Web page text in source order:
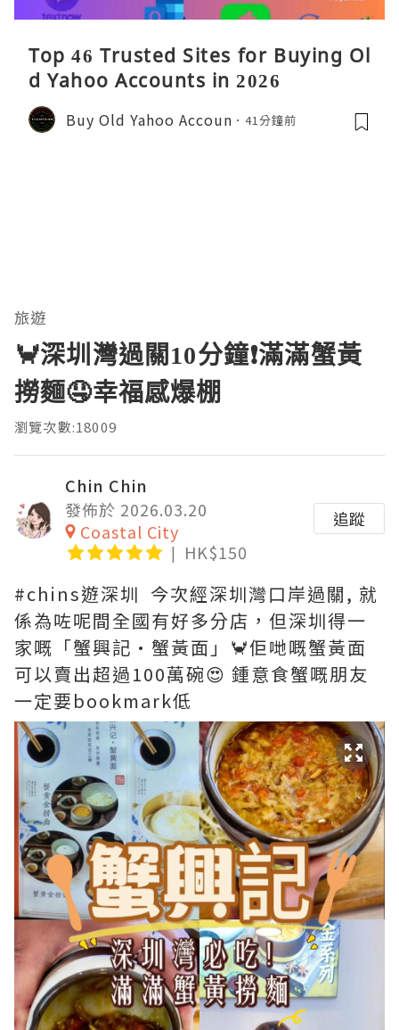
Top 46 Trusted Sites for Buying Ol
d Yahoo Accounts in 2026
Buy Old Yahoo Accoun 41分鐘前
旅遊
🦀深圳灣過關10分鐘❗滿滿蟹黃
撈麵🤤幸福感爆棚
瀏覽次數:18009
Chin Chin
發佈於 2026.03.20
Coastal City
HK$150
追蹤
#chins遊深圳 今次經深圳灣口岸過關, 就
係為咗呢間全國有好多分店，但深圳得一
家嘅「蟹興記·蟹黃面」🦀佢哋嘅蟹黃面
可以賣出超過100萬碗😍 鍾意食蟹嘅朋友
一定要bookmark低